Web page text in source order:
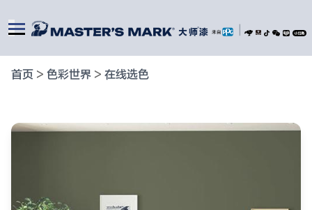
首页 > 色彩世界 > 在线选色